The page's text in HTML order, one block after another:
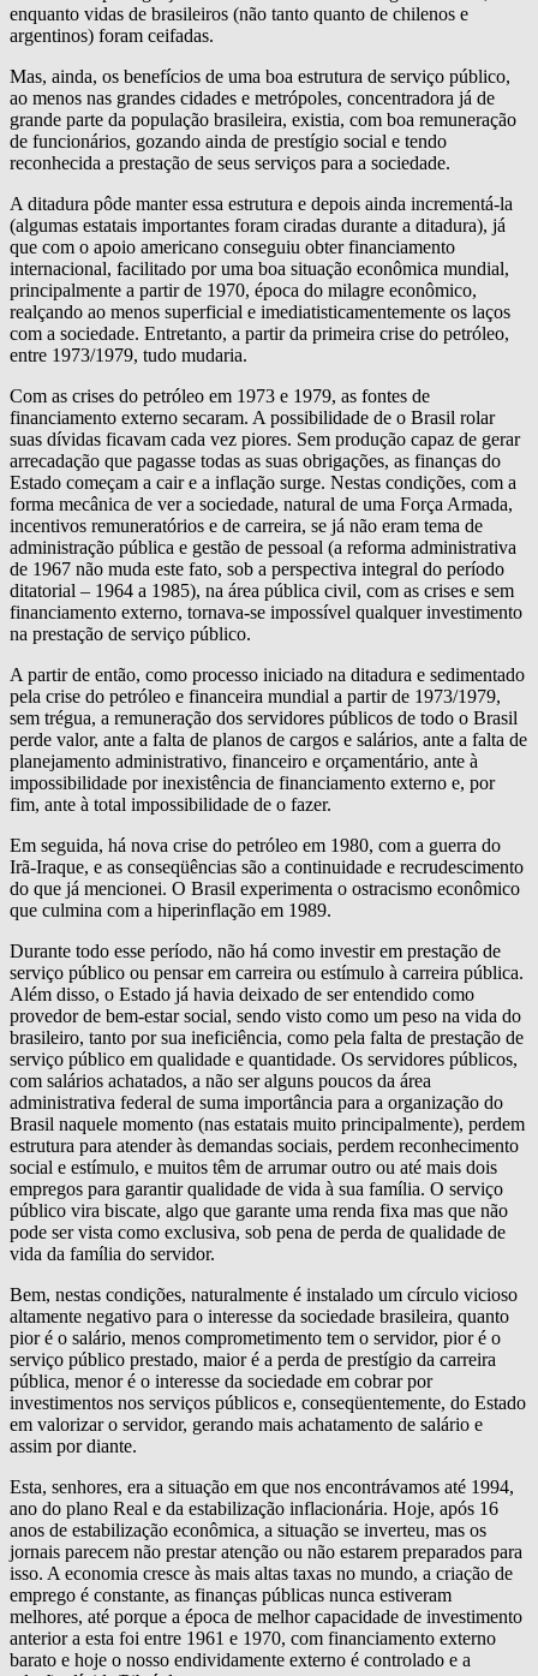
enquanto vidas de brasileiros (não tanto quanto de chilenos e
argentinos) foram ceifadas.
Mas, ainda, os benefícios de uma boa estrutura de serviço público,
ao menos nas grandes cidades e metrópoles, concentradora já de
grande parte da população brasileira, existia, com boa remuneração
de funcionários, gozando ainda de prestígio social e tendo
reconhecida a prestação de seus serviços para a sociedade.
A ditadura pôde manter essa estrutura e depois ainda incrementá-la
(algumas estatais importantes foram ciradas durante a ditadura), já
que com o apoio americano conseguiu obter financiamento
internacional, facilitado por uma boa situação econômica mundial,
principalmente a partir de 1970, época do milagre econômico,
realçando ao menos superficial e imediatisticamentemente os laços
com a sociedade. Entretanto, a partir da primeira crise do petróleo,
entre 1973/1979, tudo mudaria.
Com as crises do petróleo em 1973 e 1979, as fontes de
financiamento externo secaram. A possibilidade de o Brasil rolar
suas dívidas ficavam cada vez piores. Sem produção capaz de gerar
arrecadação que pagasse todas as suas obrigações, as finanças do
Estado começam a cair e a inflação surge. Nestas condições, com a
forma mecânica de ver a sociedade, natural de uma Força Armada,
incentivos remuneratórios e de carreira, se já não eram tema de
administração pública e gestão de pessoal (a reforma administrativa
de 1967 não muda este fato, sob a perspectiva integral do período
ditatorial – 1964 a 1985), na área pública civil, com as crises e sem
financiamento externo, tornava-se impossível qualquer investimento
na prestação de serviço público.
A partir de então, como processo iniciado na ditadura e sedimentado
pela crise do petróleo e financeira mundial a partir de 1973/1979,
sem trégua, a remuneração dos servidores públicos de todo o Brasil
perde valor, ante a falta de planos de cargos e salários, ante a falta de
planejamento administrativo, financeiro e orçamentário, ante à
impossibilidade por inexistência de financiamento externo e, por
fim, ante à total impossibilidade de o fazer.
Em seguida, há nova crise do petróleo em 1980, com a guerra do
Irã-Iraque, e as conseqüências são a continuidade e recrudescimento
do que já mencionei. O Brasil experimenta o ostracismo econômico
que culmina com a hiperinflação em 1989.
Durante todo esse período, não há como investir em prestação de
serviço público ou pensar em carreira ou estímulo à carreira pública.
Além disso, o Estado já havia deixado de ser entendido como
provedor de bem-estar social, sendo visto como um peso na vida do
brasileiro, tanto por sua ineficiência, como pela falta de prestação de
serviço público em qualidade e quantidade. Os servidores públicos,
com salários achatados, a não ser alguns poucos da área
administrativa federal de suma importância para a organização do
Brasil naquele momento (nas estatais muito principalmente), perdem
estrutura para atender às demandas sociais, perdem reconhecimento
social e estímulo, e muitos têm de arrumar outro ou até mais dois
empregos para garantir qualidade de vida à sua família. O serviço
público vira biscate, algo que garante uma renda fixa mas que não
pode ser vista como exclusiva, sob pena de perda de qualidade de
vida da família do servidor.
Bem, nestas condições, naturalmente é instalado um círculo vicioso
altamente negativo para o interesse da sociedade brasileira, quanto
pior é o salário, menos comprometimento tem o servidor, pior é o
serviço público prestado, maior é a perda de prestígio da carreira
pública, menor é o interesse da sociedade em cobrar por
investimentos nos serviços públicos e, conseqüentemente, do Estado
em valorizar o servidor, gerando mais achatamento de salário e
assim por diante.
Esta, senhores, era a situação em que nos encontrávamos até 1994,
ano do plano Real e da estabilização inflacionária. Hoje, após 16
anos de estabilização econômica, a situação se inverteu, mas os
jornais parecem não prestar atenção ou não estarem preparados para
isso. A economia cresce às mais altas taxas no mundo, a criação de
emprego é constante, as finanças públicas nunca estiveram
melhores, até porque a época de melhor capacidade de investimento
anterior a esta foi entre 1961 e 1970, com financiamento externo
barato e hoje o nosso endividamente externo é controlado e a